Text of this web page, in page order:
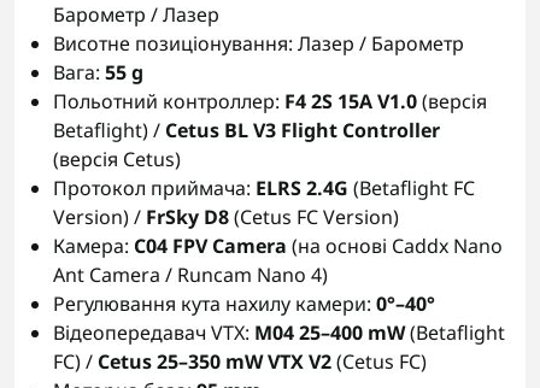
Барометр / Лазер
Висотне позиціонування: Лазер / Барометр
Вага: 55 g
Польотний контроллер: F4 2S 15A V1.0(версія
Betaflight) / Cetus BL V3 Flight Controller
(версія Cetus)
Протокол приймача: ELRS 2.4G (Betaflight FC
Version) / FrSky D8(Cetus FC Version)
Камера: C04 FPV Camera (на основі Caddx Nano
Ant Camera / Runcam Nano 4)
Регулювання кута нахилу камери: 0°–40°
Відеопередавач VTX: M04 25–400 mW(Betaflight
FC) / Cetus 25–350 mW VTX V2(Cetus FC)